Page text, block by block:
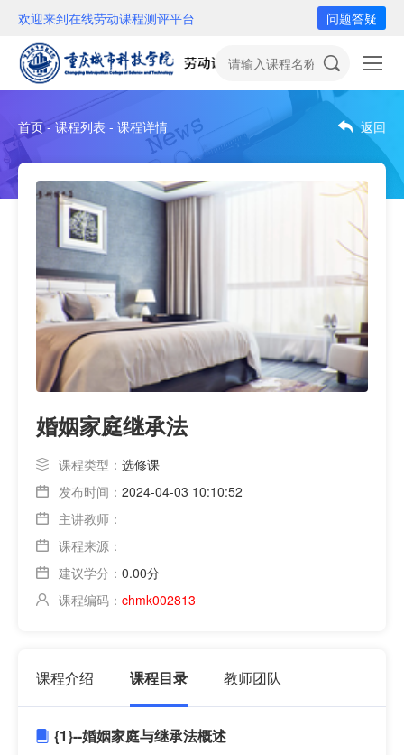
欢迎来到在线劳动课程测评平台 问题答疑
首页 - 课程列表 - 课程详情 返回
婚姻家庭继承法
课程类型： 选修课
发布时间： 2024-04-03 10:10:52
主讲教师：
课程来源：
建议学分： 0.00分
课程编码： chmk002813
课程介绍 课程目录 教师团队
{1}--婚姻家庭与继承法概述